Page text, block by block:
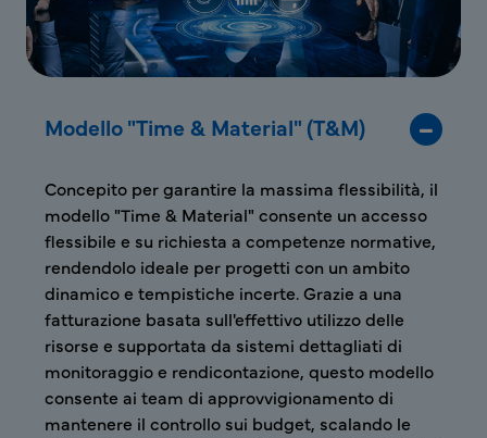
Modello "Time & Material" (T&M)
Concepito per garantire la massima flessibilità, il
modello "Time & Material" consente un accesso
flessibile e su richiesta a competenze normative,
rendendolo ideale per progetti con un ambito
dinamico e tempistiche incerte. Grazie a una
fatturazione basata sull'effettivo utilizzo delle
risorse e supportata da sistemi dettagliati di
monitoraggio e rendicontazione, questo modello
consente ai team di approvvigionamento di
mantenere il controllo sui budget, scalando le